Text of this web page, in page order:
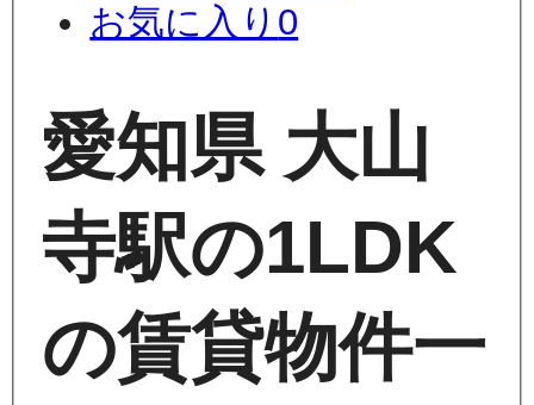
お気に入り 0
愛知県 大山
寺駅の1LDK
の賃貸物件一